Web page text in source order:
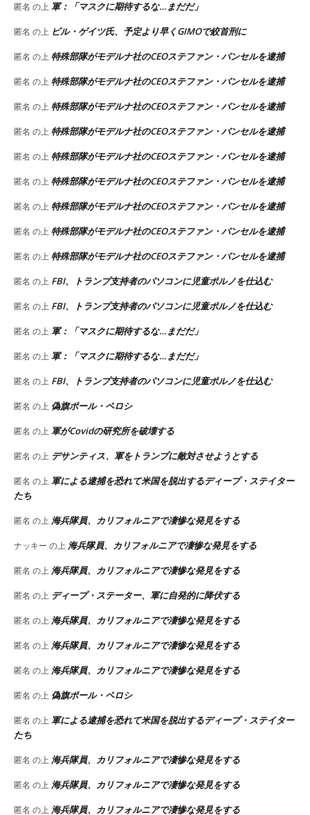
匿名 の上 軍：「マスクに期待するな…まだだ」
匿名 の上 ビル・ゲイツ氏、予定より早くGIMOで絞首刑に
匿名 の上 特殊部隊がモデルナ社のCEOステファン・バンセルを逮捕
匿名 の上 特殊部隊がモデルナ社のCEOステファン・バンセルを逮捕
匿名 の上 特殊部隊がモデルナ社のCEOステファン・バンセルを逮捕
匿名 の上 特殊部隊がモデルナ社のCEOステファン・バンセルを逮捕
匿名 の上 特殊部隊がモデルナ社のCEOステファン・バンセルを逮捕
匿名 の上 特殊部隊がモデルナ社のCEOステファン・バンセルを逮捕
匿名 の上 特殊部隊がモデルナ社のCEOステファン・バンセルを逮捕
匿名 の上 特殊部隊がモデルナ社のCEOステファン・バンセルを逮捕
匿名 の上 特殊部隊がモデルナ社のCEOステファン・バンセルを逮捕
匿名 の上 FBI、トランプ支持者のパソコンに児童ポルノを仕込む
匿名 の上 FBI、トランプ支持者のパソコンに児童ポルノを仕込む
匿名 の上 軍：「マスクに期待するな…まだだ」
匿名 の上 軍：「マスクに期待するな…まだだ」
匿名 の上 FBI、トランプ支持者のパソコンに児童ポルノを仕込む
匿名 の上 偽旗ポール・ペロシ
匿名 の上 軍がCovidの研究所を破壊する
匿名 の上 デサンティス、軍をトランプに敵対させようとする
匿名 の上 軍による逮捕を恐れて米国を脱出するディープ・ステイター
たち
匿名 の上 海兵隊員、カリフォルニアで凄惨な発見をする
ナッキー の上 海兵隊員、カリフォルニアで凄惨な発見をする
匿名 の上 海兵隊員、カリフォルニアで凄惨な発見をする
匿名 の上 ディープ・ステーター、軍に自発的に降伏する
匿名 の上 海兵隊員、カリフォルニアで凄惨な発見をする
匿名 の上 海兵隊員、カリフォルニアで凄惨な発見をする
匿名 の上 海兵隊員、カリフォルニアで凄惨な発見をする
匿名 の上 偽旗ポール・ペロシ
匿名 の上 軍による逮捕を恐れて米国を脱出するディープ・ステイター
たち
匿名 の上 海兵隊員、カリフォルニアで凄惨な発見をする
匿名 の上 海兵隊員、カリフォルニアで凄惨な発見をする
匿名 の上 海兵隊員、カリフォルニアで凄惨な発見をする